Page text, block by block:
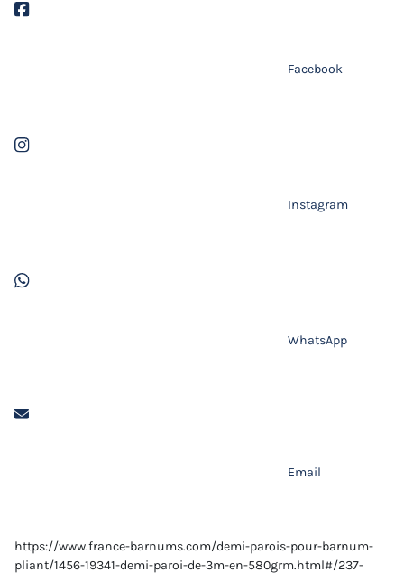
Facebook
Instagram
WhatsApp
Email
https://www.france-barnums.com/demi-parois-pour-barnum-
pliant/1456-19341-demi-paroi-de-3m-en-580grm.html#/237-